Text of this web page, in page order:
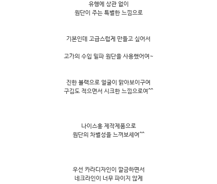
유행에 상관 없이
원단이 주는 특별한 느낌으로
기본인데 고급스럽게 만들고 싶어서
고가의 수입 밀파 원단을 사용했어여~
진한 블랙으로 얼굴이 맑아보이구여
구김도 적으면서 시크한 느낌으로여^^
나이스홍 제작제품으로
원단의 차별성을 느껴보세여^^
우선 카라디자인이 깔금하면서
네크라인이 너무 파이지 않게